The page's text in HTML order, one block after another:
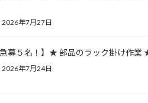
2026年7月27日
急募５名！】★ 部品のラック掛け作業
2026年7月24日